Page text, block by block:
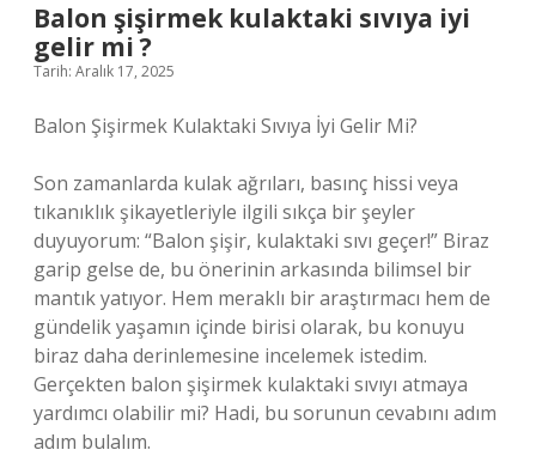
Balon şişirmek kulaktaki sıvıya iyi
gelir mi ?
Tarih: Aralık 17, 2025
Balon Şişirmek Kulaktaki Sıvıya İyi Gelir Mi?
Son zamanlarda kulak ağrıları, basınç hissi veya
tıkanıklık şikayetleriyle ilgili sıkça bir şeyler
duyuyorum: “Balon şişir, kulaktaki sıvı geçer!” Biraz
garip gelse de, bu önerinin arkasında bilimsel bir
mantık yatıyor. Hem meraklı bir araştırmacı hem de
gündelik yaşamın içinde birisi olarak, bu konuyu
biraz daha derinlemesine incelemek istedim.
Gerçekten balon şişirmek kulaktaki sıvıyı atmaya
yardımcı olabilir mi? Hadi, bu sorunun cevabını adım
adım bulalım.